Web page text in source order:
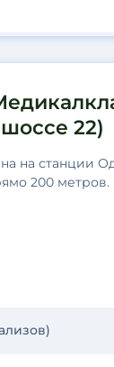
22)
на станции
200 метров.